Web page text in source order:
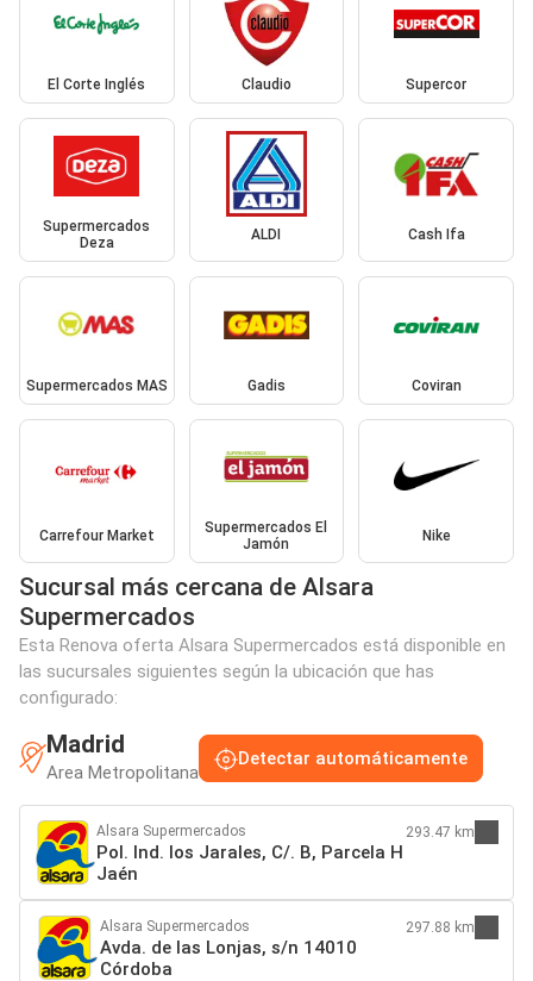
El Corte Inglés Claudio Supercor
Supermercados
Deza
ALDI Cash Ifa
Supermercados MAS Gadis Coviran
Carrefour Market
Supermercados El
Jamón
Nike
Sucursal más cercana de Alsara
Supermercados
Esta Renova oferta Alsara Supermercados está disponible en
las sucursales siguientes según la ubicación que has
configurado:
Madrid
Area Metropolitana
Detectar automáticamente
Alsara Supermercados
Pol. Ind. los Jarales, C/. B, Parcela H
Jaén
293.47 km
Alsara Supermercados
Avda. de las Lonjas, s/n 14010
Córdoba
297.88 km